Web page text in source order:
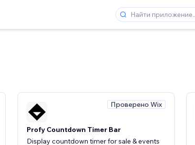
Проверено Wix
Profy Countdown Timer Bar
Display countdown timer for sale & events